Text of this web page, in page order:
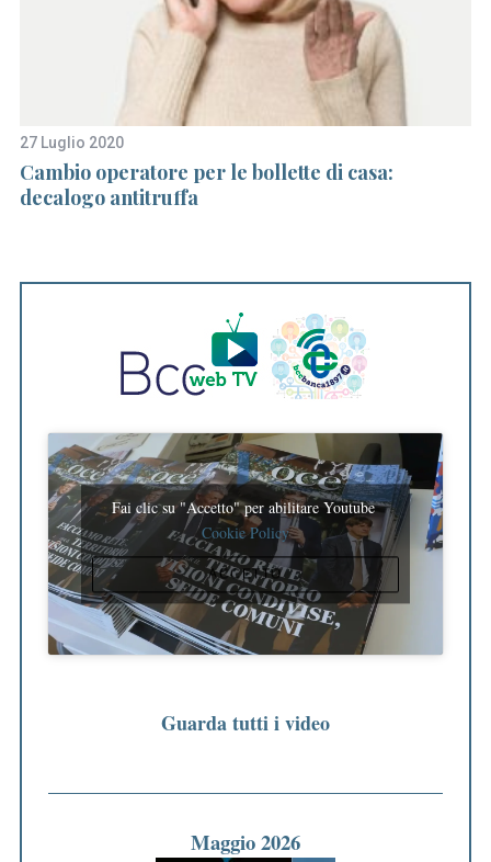
27 Luglio 2020
Cambio operatore per le bollette di casa:
decalogo antitruffa
Fai clic su "Accetto" per abilitare Youtube
Cookie Policy
ACCETTO
Guarda tutti i video
Maggio 2026
e
r
c
o